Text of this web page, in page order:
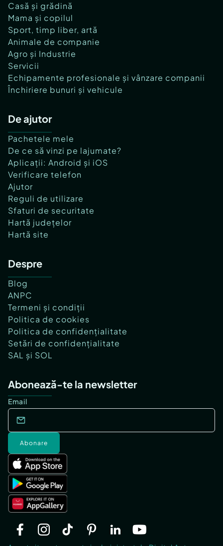
Casă și grădină
Mama și copilul
Sport, timp liber, artă
Animale de companie
Agro și Industrie
Servicii
Echipamente profesionale și vânzare companii
Închiriere bunuri și vehicule
De ajutor
Pachetele mele
De ce să vinzi pe lajumate?
Aplicații: Android și iOS
Verificare telefon
Ajutor
Reguli de utilizare
Sfaturi de securitate
Hartă județelor
Hartă site
Despre
Blog
ANPC
Termeni și condiții
Politica de cookies
Politica de confidențialitate
Setări de confidențialitate
SAL și SOL
Abonează-te la newsletter
Email
Abonare